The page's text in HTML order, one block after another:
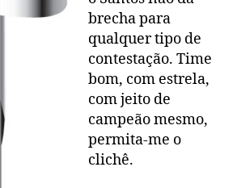
brecha para
qualquer tipo de
contestação. Time
bom, com estrela,
com jeito de
campeão mesmo,
permita-me o
clichê.